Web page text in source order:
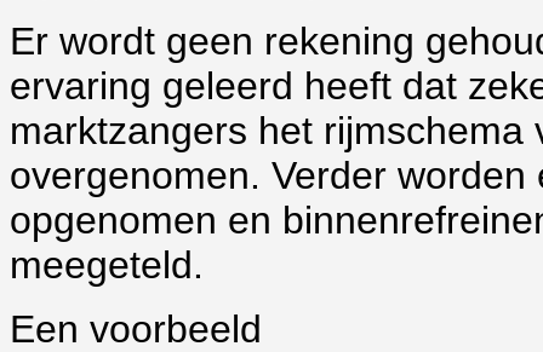
Er wordt geen rekening
ervaring geleerd heeft dat
marktzangers het
overgenomen. Verder
opgenomen en
meegeteld.
Een voorbeeld